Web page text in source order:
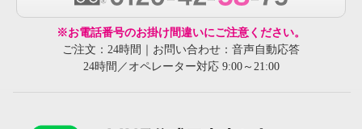
※お電話番号のお掛け間違いにご注意ください。
ご注文：24時間｜お問い合わせ：音声自動応答
24時間／オペレーター対応 9:00～21:00